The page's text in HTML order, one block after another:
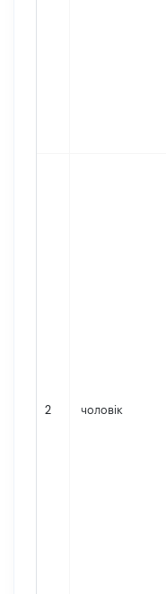
2 чоловік